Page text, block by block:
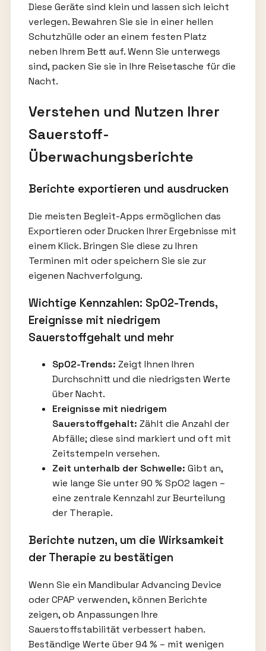
Diese Geräte sind klein und lassen sich leicht
verlegen. Bewahren Sie sie in einer hellen
Schutzhülle oder an einem festen Platz
neben Ihrem Bett auf. Wenn Sie unterwegs
sind, packen Sie sie in Ihre Reisetasche für die
Nacht.
Verstehen und Nutzen Ihrer
Sauerstoff-
Überwachungsberichte
Berichte exportieren und ausdrucken
Die meisten Begleit-Apps ermöglichen das
Exportieren oder Drucken Ihrer Ergebnisse mit
einem Klick. Bringen Sie diese zu Ihren
Terminen mit oder speichern Sie sie zur
eigenen Nachverfolgung.
Wichtige Kennzahlen: SpO2-Trends,
Ereignisse mit niedrigem
Sauerstoffgehalt und mehr
SpO2-Trends: Zeigt Ihnen Ihren
Durchschnitt und die niedrigsten Werte
über Nacht.
Ereignisse mit niedrigem
Sauerstoffgehalt: Zählt die Anzahl der
Abfälle; diese sind markiert und oft mit
Zeitstempeln versehen.
Zeit unterhalb der Schwelle: Gibt an,
wie lange Sie unter 90 % SpO2 lagen –
eine zentrale Kennzahl zur Beurteilung
der Therapie.
Berichte nutzen, um die Wirksamkeit
der Therapie zu bestätigen
Wenn Sie ein Mandibular Advancing Device
oder CPAP verwenden, können Berichte
zeigen, ob Anpassungen Ihre
Sauerstoffstabilität verbessert haben.
Beständige Werte über 94 % – mit wenigen